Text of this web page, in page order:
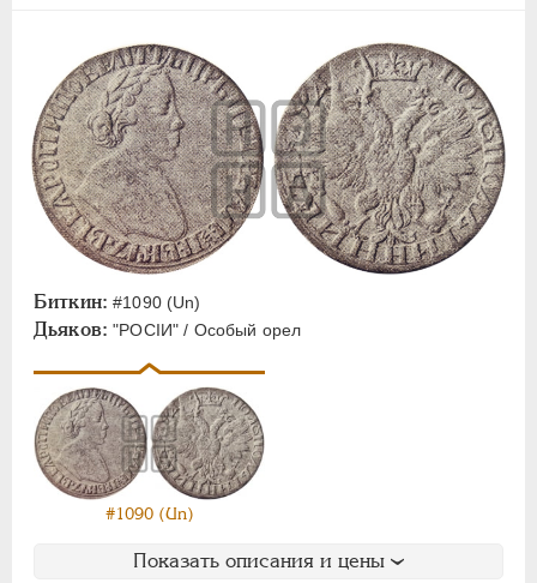
Биткин: #1090 (Un)
Дьяков: "РОСIИ" / Особый орел
#1090 (Un)
Показать описания и цены